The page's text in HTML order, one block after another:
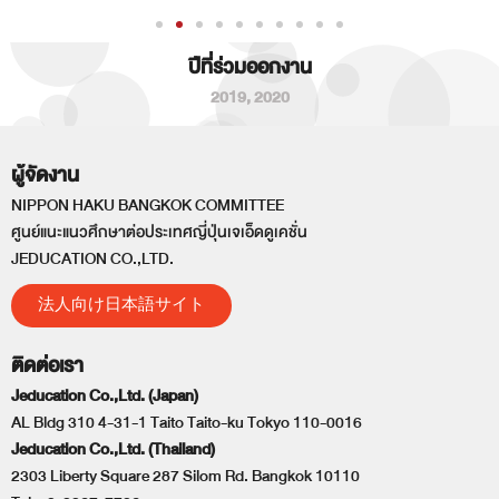
ปีที่ร่วมออกงาน
2019,2020
ผู้จัดงาน
NIPPON HAKU BANGKOK COMMITTEE
ศูนย์แนะแนวศึกษาต่อประเทศญี่ปุ่นเจเอ็ดดูเคชั่น
JEDUCATION CO.,LTD.
法人向け日本語サイト
ติดต่อเรา
Jeducation Co.,Ltd. (Japan)
AL Bldg 310 4-31-1 Taito Taito-ku Tokyo 110-0016
Jeducation Co.,Ltd. (Thailand)
2303 Liberty Square 287 Silom Rd. Bangkok 10110